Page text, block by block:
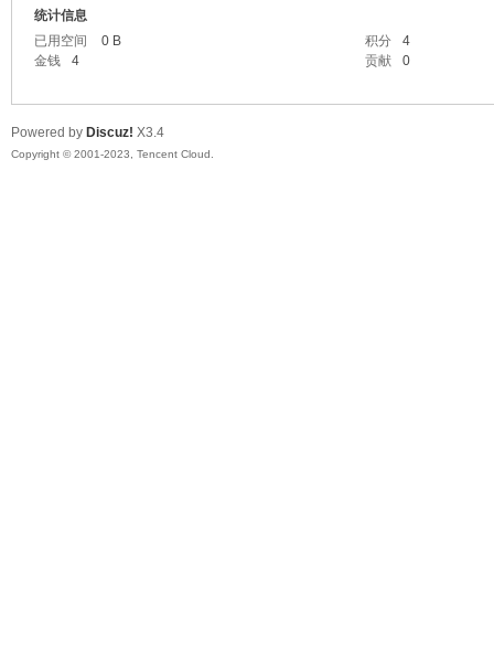
统计信息
已用空间
0 B 积分
4
金钱
4 贡献 0
Powered by Discuz! X3.4
Copyright © 2001-2023, Tencent Cloud.